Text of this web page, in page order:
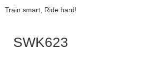
Train smart, Ride hard!
SWK623